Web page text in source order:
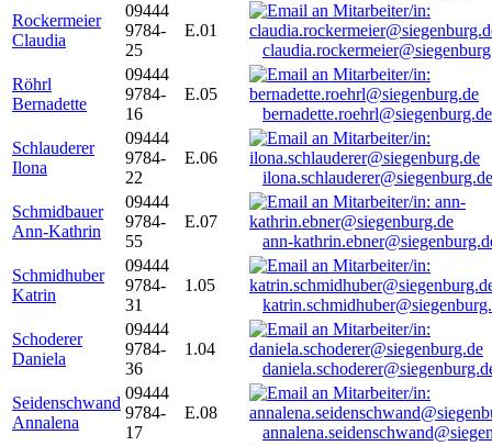
Rockermeier
Claudia
09444
9784-
25
E.01
Röhrl
Bernadette
09444
9784-
16
E.05
bernadette.roehrl@siegenburg.de
Schlauderer
Ilona
09444
9784-
22
E.06
ilona.schlauderer@siegenburg.de
Schmidbauer
Ann-Kathrin
09444
9784-
55
E.07
ann-
Schmidhuber
Katrin
09444
9784-
31
1.05
Schoderer
Daniela
09444
9784-
36
1.04
Seidenschwand
Annalena
09444
9784-
17
E.08